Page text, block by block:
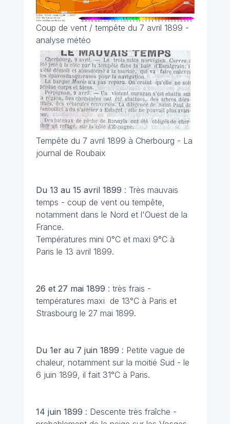
Coup de vent / tempête du 7 avril 1899 -
analyse météo
Tempête du 7 avril 1899 à Cherbourg - La
journal de Roubaix
Du 13 au 15 avril 1899 : Très mauvais
temps - coup de vent ou tempête,
notamment dans le Nord et l'Ouest de la
France.
Températures mini 0°C et maxi 9°C à
Paris le 13 avril 1899.
26 et 27 mai 1899 : très frais -
températures maxi de 13°C à Paris et
Strasbourg le 27 mai 1899.
Du 1er au 7 juin 1899 : Petite vague de
chaleur, notamment sur la moitié Sud - le
6 juin 1899, il fait 31°C à Paris.
14 juin 1899 : Descente très fraîche -